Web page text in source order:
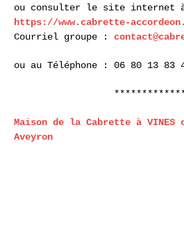
ou consulter le site internet
https://www.cabrette-
Courriel groupe :
ou au Téléphone : 06 80 13 83
Maison de la Cabrette à VINES
Aveyron